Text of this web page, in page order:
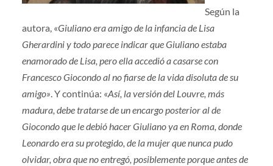
Según la
autora, «Giuliano era amigo de la infancia de Lisa
Gherardini y todo parece indicar que Giuliano estaba
enamorado de Lisa, pero ella accedió a casarse con
Francesco Giocondo al no fiarse de la vida disoluta de su
amigo». Y continúa: «Así, la versión del Louvre, más
madura, debe tratarse de un encargo posterior al de
Giocondo que le debió hacer Giuliano ya en Roma, donde
Leonardo era su protegido, de la mujer que nunca pudo
olvidar, obra que no entregó, posiblemente porque antes de